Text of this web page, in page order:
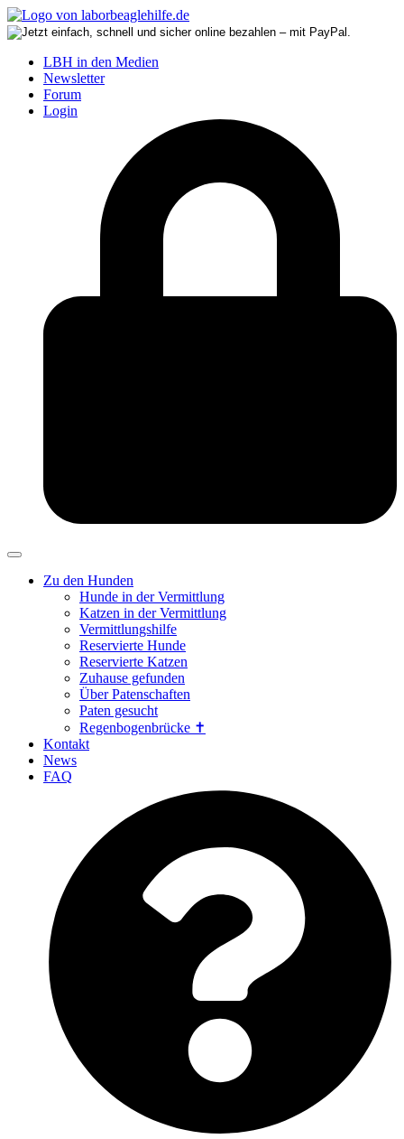
LBH in den Medien
Newsletter
Forum
Login
Zu den Hunden
Hunde in der Vermittlung
Katzen in der Vermittlung
Vermittlungshilfe
Reservierte Hunde
Reservierte Katzen
Zuhause gefunden
Über Patenschaften
Paten gesucht
Regenbogenbrücke ✝
Kontakt
News
FAQ